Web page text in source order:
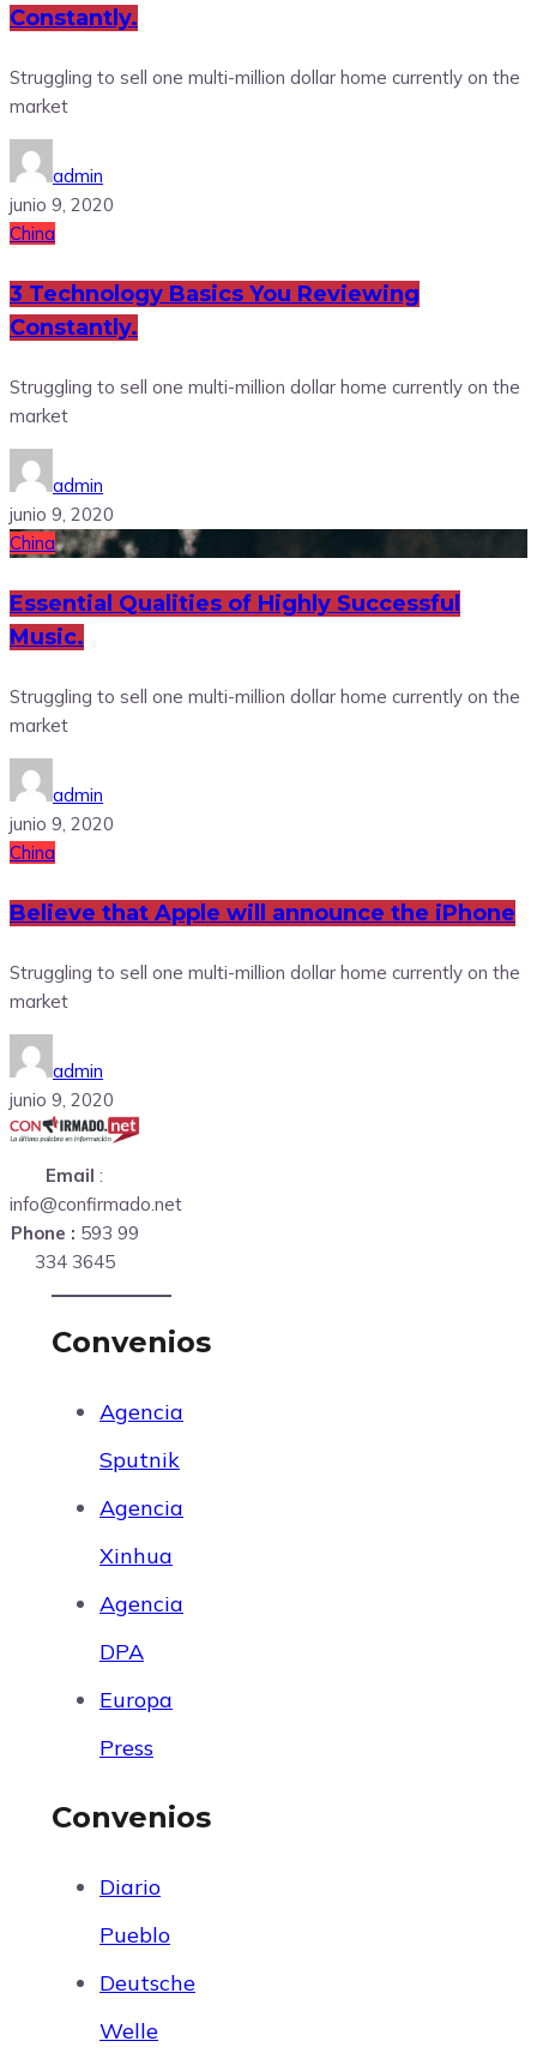
Constantly.
Struggling to sell one multi-million dollar home currently on the
market
admin
junio 9, 2020
China
3 Technology Basics You Reviewing
Constantly.
Struggling to sell one multi-million dollar home currently on the
market
admin
junio 9, 2020
China
Essential Qualities of Highly Successful
Music.
Struggling to sell one multi-million dollar home currently on the
market
admin
junio 9, 2020
China
Believe that Apple will announce the iPhone
Struggling to sell one multi-million dollar home currently on the
market
admin
junio 9, 2020
Email :
info@confirmado.net
Phone : 593 99
334 3645
Convenios
Agencia
Sputnik
Agencia
Xinhua
Agencia
DPA
Europa
Press
Convenios
Diario
Pueblo
Deutsche
Welle